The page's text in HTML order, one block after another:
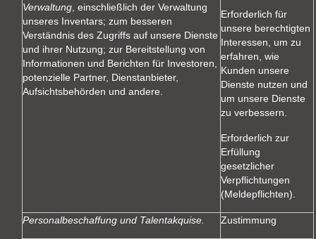
Verwaltung , einschließlich der Verwaltung
unseres Inventars; zum besseren
Verständnis des Zugriffs auf unsere Dienste
und ihrer Nutzung; zur Bereitstellung von
Informationen und Berichten für Investoren,
potenzielle Partner, Dienstanbieter,
Aufsichtsbehörden und andere.
Erforderlich für
unsere berechtigten
Interessen, um zu
erfahren, wie
Kunden unsere
Dienste nutzen und
um unsere Dienste
zu verbessern.
Erforderlich zur
Erfüllung
gesetzlicher
Verpflichtungen
(Meldepflichten).
Personalbeschaffung und Talentakquise. Zustimmung